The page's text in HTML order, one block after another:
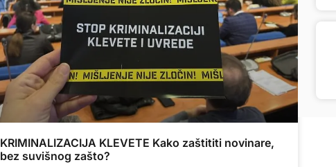
KRIMINALIZACIJA KLEVETE Kako zaštititi novinare,
bez suvišnog zašto?